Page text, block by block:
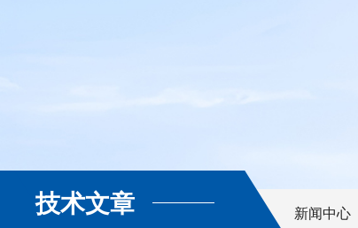
技术文章 新闻中心